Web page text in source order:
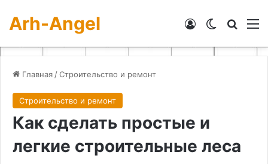
Arh-Angel Switch skin
Войти
Главная /Строительство и ремонт
Строительство и ремонт
Как сделать простые и
легкие строительные леса